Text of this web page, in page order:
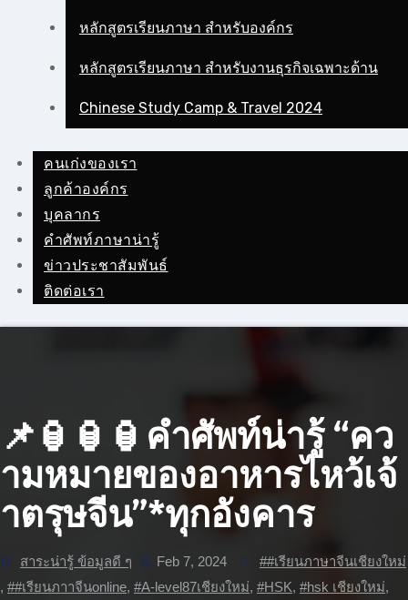
หลักสูตรเรียนภาษา สำหรับองค์กร
หลักสูตรเรียนภาษา สำหรับงานธุรกิจเฉพาะด้าน
Chinese Study Camp & Travel 2024
คนเก่งของเรา
ลูกค้าองค์กร
บุคลากร
คําศัพท์ภาษาน่ารู้
ข่าวประชาสัมพันธ์
ติดต่อเรา
📌🏮🏮🏮คำศัพท์น่ารู้ “คว
ามหมายของอาหารไหว้เจ้
าตรุษจีน”*ทุกอังคาร
สาระน่ารู้ ข้อมูลดี ๆ Feb 7, 2024
##เรียนภาษาจีนเชียงใหม่
, ##เรียนภาาจีนonline, #A-level87เชียงใหม่, #HSK, #hsk เชียงใหม่,